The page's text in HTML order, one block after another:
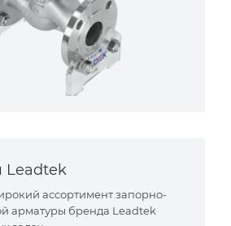
Leadtek
ассортимент запорно-
арматуры бренда Leadtek